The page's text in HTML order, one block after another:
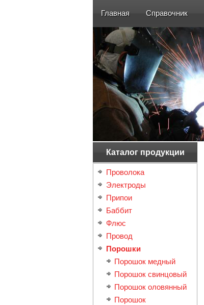
Главная Справочник
Каталог продукции
Проволока
Электроды
Припои
Баббит
Флюс
Провод
Порошки
Порошок медный
Порошок свинцовый
Порошок оловянный
Порошок